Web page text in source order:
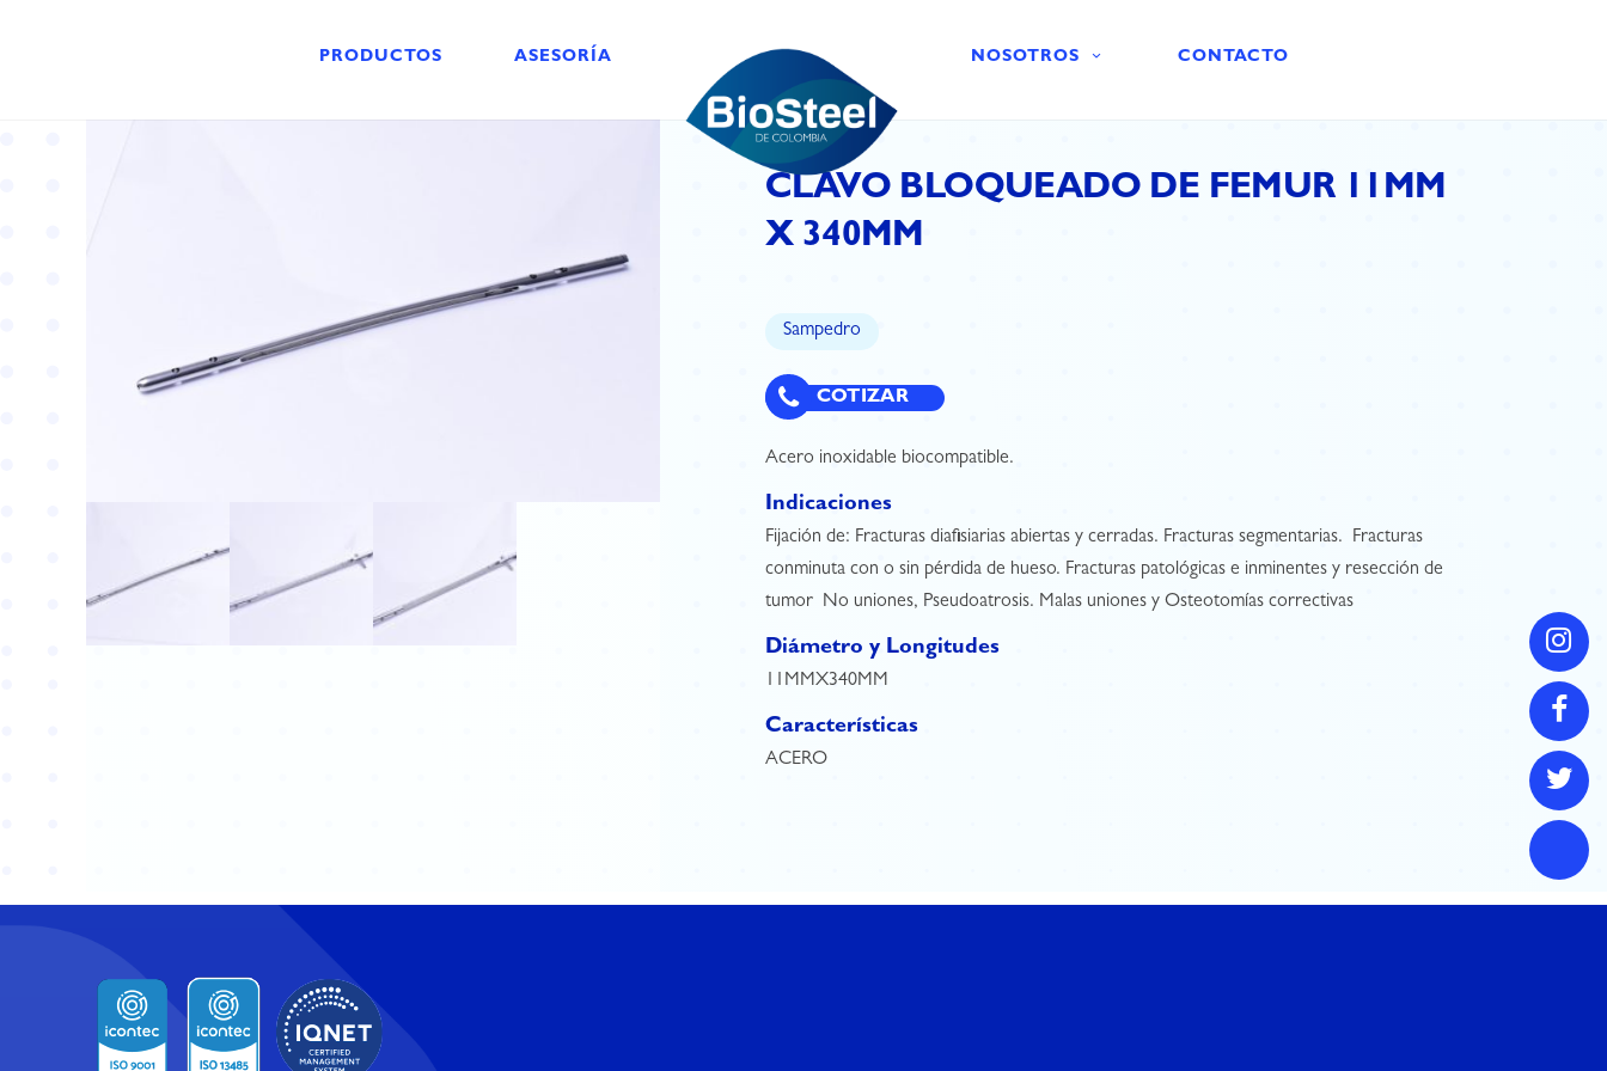
PRODUCTOS ASESORÍA NOSOTROS CONTACTO
CLAVO BLOQUEADO DE FEMUR 11MM
X 340MM
Sampedro
COTIZAR
Acero inoxidable biocompatible.
Indicaciones
Fijación de: Fracturas diafisiarias abiertas y cerradas. Fracturas segmentarias.  Fracturas
conminuta con o sin pérdida de hueso. Fracturas patológicas e inminentes y resección de
tumor  No uniones, Pseudoatrosis. Malas uniones y Osteotomías correctivas
Diámetro y Longitudes
11MMX340MM
Características
ACERO